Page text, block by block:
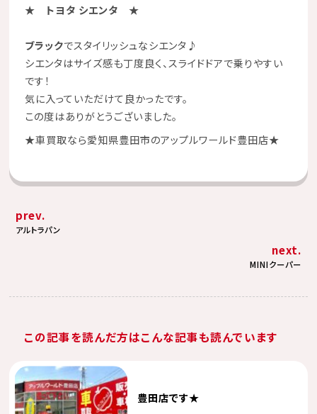
★ トヨタ シエンタ ★
ブラックでスタイリッシュなシエンタ♪
シエンタはサイズ感も丁度良く、スライドドアで乗りやすい
です！
気に入っていただけて良かったです。
この度はありがとうございました。
★車買取なら愛知県豊田市のアップルワールド豊田店★
prev.
アルトラパン
next.
MINIクーパー
この記事を読んだ方はこんな記事も読んでいます
豊田店です★